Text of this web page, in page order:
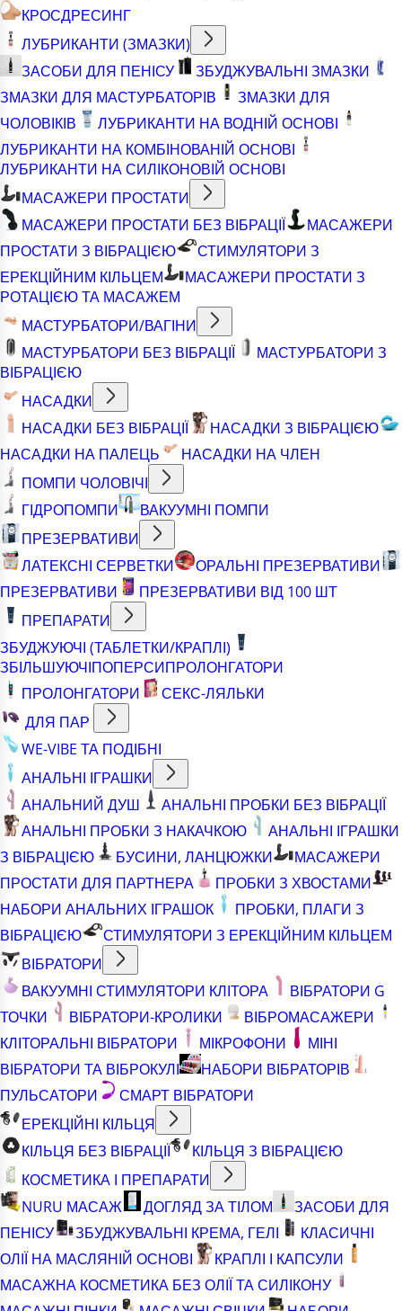
КРОСДРЕСИНГ
ЛУБРИКАНТИ (ЗМАЗКИ)
ЗАСОБИ ДЛЯ ПЕНІСУ
ЗБУДЖУВАЛЬНІ ЗМАЗКИ
ЗМАЗКИ ДЛЯ МАСТУРБАТОРІВ
ЗМАЗКИ ДЛЯ
ЧОЛОВІКІВ
ЛУБРИКАНТИ НА ВОДНІЙ ОСНОВІ
ЛУБРИКАНТИ НА КОМБІНОВАНІЙ ОСНОВІ
ЛУБРИКАНТИ НА СИЛІКОНОВІЙ ОСНОВІ
МАСАЖЕРИ ПРОСТАТИ
МАСАЖЕРИ ПРОСТАТИ БЕЗ ВІБРАЦІЇ
МАСАЖЕРИ
ПРОСТАТИ З ВІБРАЦІЄЮ
СТИМУЛЯТОРИ З
ЕРЕКЦІЙНИМ КІЛЬЦЕМ
МАСАЖЕРИ ПРОСТАТИ З
РОТАЦІЄЮ ТА МАСАЖЕМ
МАСТУРБАТОРИ/ВАГІНИ
МАСТУРБАТОРИ БЕЗ ВІБРАЦІЇ
МАСТУРБАТОРИ З
ВІБРАЦІЄЮ
НАСАДКИ
НАСАДКИ БЕЗ ВІБРАЦІЇ
НАСАДКИ З ВІБРАЦІЄЮ
НАСАДКИ НА ПАЛЕЦЬ
НАСАДКИ НА ЧЛЕН
ПОМПИ ЧОЛОВІЧІ
ГІДРОПОМПИ
ВАКУУМНІ ПОМПИ
ПРЕЗЕРВАТИВИ
ЛАТЕКСНІ СЕРВЕТКИ
ОРАЛЬНІ ПРЕЗЕРВАТИВИ
ПРЕЗЕРВАТИВИ
ПРЕЗЕРВАТИВИ ВІД 100 ШТ
ПРЕПАРАТИ
ЗБУДЖУЮЧІ (ТАБЛЕТКИ/КРАПЛІ)
ЗБІЛЬШУЮЧІПОПЕРСИПРОЛОНГАТОРИ
ПРОЛОНГАТОРИ
СЕКС-ЛЯЛЬКИ
ДЛЯ ПАР
WE-VIBE ТА ПОДІБНІ
АНАЛЬНІ ІГРАШКИ
АНАЛЬНИЙ ДУШ
АНАЛЬНІ ПРОБКИ БЕЗ ВІБРАЦІЇ
АНАЛЬНІ ПРОБКИ З НАКАЧКОЮ
АНАЛЬНІ ІГРАШКИ
З ВІБРАЦІЄЮ
БУСИНИ, ЛАНЦЮЖКИ
МАСАЖЕРИ
ПРОСТАТИ ДЛЯ ПАРТНЕРА
ПРОБКИ З ХВОСТАМИ
НАБОРИ АНАЛЬНИХ ІГРАШОК
ПРОБКИ, ПЛАГИ З
ВІБРАЦІЄЮ
СТИМУЛЯТОРИ З ЕРЕКЦІЙНИМ КІЛЬЦЕМ
ВІБРАТОРИ
ВАКУУМНІ СТИМУЛЯТОРИ КЛІТОРА
ВІБРАТОРИ G
ТОЧКИ
ВІБРАТОРИ-КРОЛИКИ
ВІБРОМАСАЖЕРИ
КЛІТОРАЛЬНІ ВІБРАТОРИ
МІКРОФОНИ
МІНІ
ВІБРАТОРИ ТА ВІБРОКУЛІ
НАБОРИ ВІБРАТОРІВ
ПУЛЬСАТОРИ
СМАРТ ВІБРАТОРИ
ЕРЕКЦІЙНІ КІЛЬЦЯ
КІЛЬЦЯ БЕЗ ВІБРАЦІЇ
КІЛЬЦЯ З ВІБРАЦІЄЮ
КОСМЕТИКА І ПРЕПАРАТИ
NURU МАСАЖ
ДОГЛЯД ЗА ТІЛОМ
ЗАСОБИ ДЛЯ
ПЕНІСУ
ЗБУДЖУВАЛЬНІ КРЕМА, ГЕЛІ
КЛАСИЧНІ
ОЛІЇ НА МАСЛЯНІЙ ОСНОВІ
КРАПЛІ І КАПСУЛИ
МАСАЖНА КОСМЕТИКА БЕЗ ОЛІЇ ТА СИЛІКОНУ